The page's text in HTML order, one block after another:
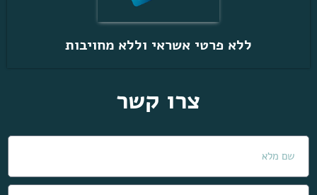
ללא פרטי אשראי וללא מחויבות
צרו קשר